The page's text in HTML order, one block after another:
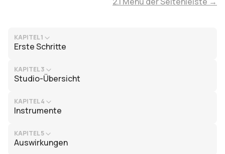
KAPITEL 1
Erste Schritte
KAPITEL 3
Studio-Übersicht
KAPITEL 4
Instrumente
KAPITEL 5
Auswirkungen